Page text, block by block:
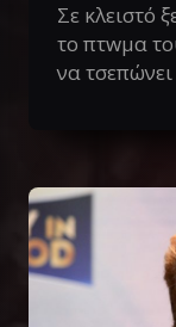
Σε κλειστό
το πτwμα
να